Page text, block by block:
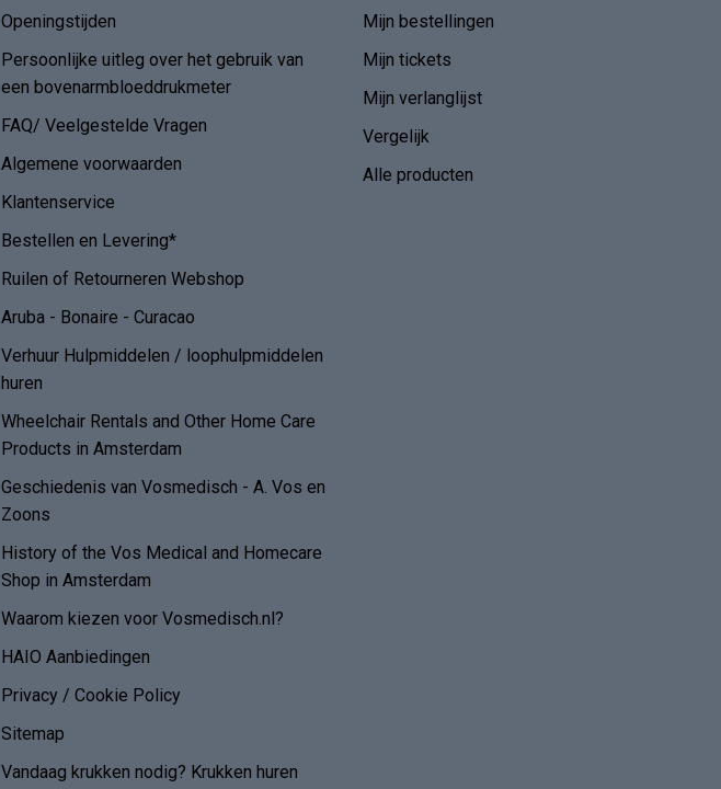
Openingstijden
Persoonlijke uitleg over het gebruik van
een bovenarmbloeddrukmeter
FAQ/ Veelgestelde Vragen
Algemene voorwaarden
Klantenservice
Bestellen en Levering*
Ruilen of Retourneren Webshop
Aruba - Bonaire - Curacao
Verhuur Hulpmiddelen / loophulpmiddelen
huren
Wheelchair Rentals and Other Home Care
Products in Amsterdam
Geschiedenis van Vosmedisch - A. Vos en
Zoons
History of the Vos Medical and Homecare
Shop in Amsterdam
Waarom kiezen voor Vosmedisch.nl?
HAIO Aanbiedingen
Privacy / Cookie Policy
Sitemap
Vandaag krukken nodig? Krukken huren
Mijn bestellingen
Mijn tickets
Mijn verlanglijst
Vergelijk
Alle producten